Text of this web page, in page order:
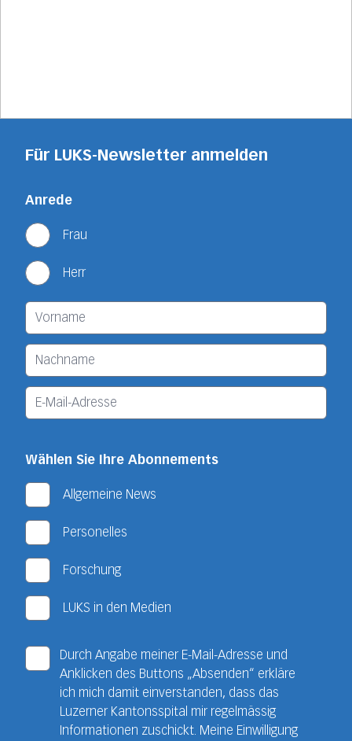
Für LUKS-Newsletter anmelden
Anrede
Frau
Herr
Wählen Sie Ihre Abonnements
Allgemeine News
Personelles
Forschung
LUKS in den Medien
Durch Angabe meiner E-Mail-Adresse und
Anklicken des Buttons „Absenden“ erkläre
ich mich damit einverstanden, dass das
Luzerner Kantonsspital mir regelmässig
Informationen zuschickt. Meine Einwilligung